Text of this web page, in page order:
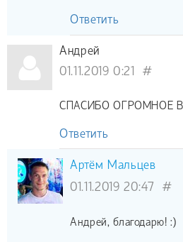
Ответить
Андрей
01.11.2019 0:21
#
СПАСИБО ОГРОМНОЕ
Ответить
Артём Мальцев
01.11.2019 20:47
#
Андрей, благодарю! :)